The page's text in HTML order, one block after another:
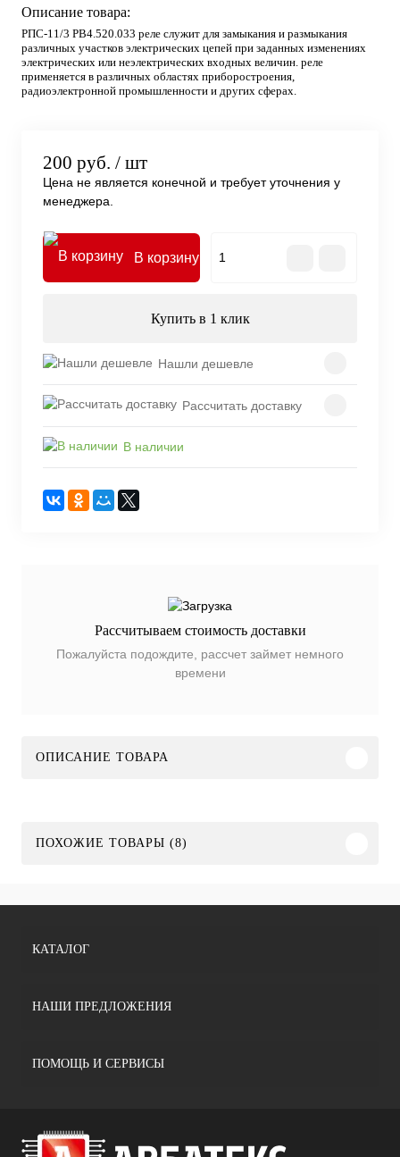
Описание товара:
РПС-11/3 РВ4.520.033 реле служит для замыкания и размыкания
различных участков электрических цепей при заданных изменениях
электрических или неэлектрических входных величин. реле
применяется в различных областях приборостроения,
радиоэлектронной промышленности и других сферах.
200 руб. / шт
Цена не является конечной и требует уточнения у
менеджера.
В корзину
Купить в 1 клик
Нашли дешевле
Рассчитать доставку
В наличии
Рассчитываем стоимость доставки
Пожалуйста подождите, рассчет займет немного
времени
ОПИСАНИЕ ТОВАРА
ПОХОЖИЕ ТОВАРЫ (8)
КАТАЛОГ
НАШИ ПРЕДЛОЖЕНИЯ
ПОМОЩЬ И СЕРВИСЫ